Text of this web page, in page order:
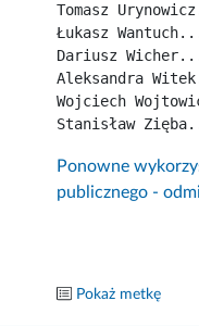
Tomasz
Łukasz
Dariusz
Aleksandra
Wojciech
Stanisław
Ponowne
publicznego -
Pokaż metkę